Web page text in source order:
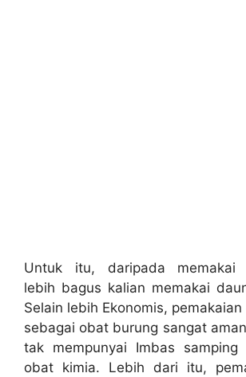
Untuk itu, daripada memakai
lebih bagus kalian memakai
Selain lebih Ekonomis,
sebagai obat burung sangat
tak mempunyai Imbas samping
obat kimia. Lebih dari itu,